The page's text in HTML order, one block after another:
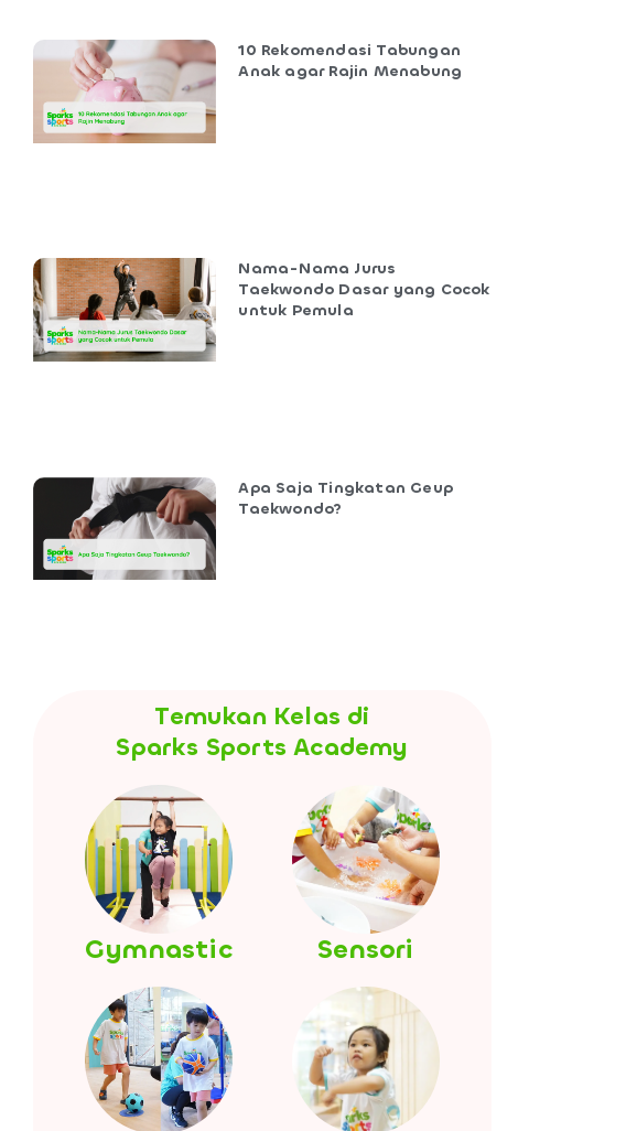
10 Rekomendasi Tabungan
Anak agar Rajin Menabung
Nama-Nama Jurus
Taekwondo Dasar yang Cocok
untuk Pemula
Apa Saja Tingkatan Geup
Taekwondo?
Temukan Kelas di
Sparks Sports Academy
Gymnastic Sensori